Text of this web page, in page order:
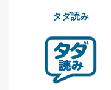
する必要がある
により当該事務
き。
上記２．の利用
だ企業に、業務
託・提供する場
供先企業に個人
タダ読み